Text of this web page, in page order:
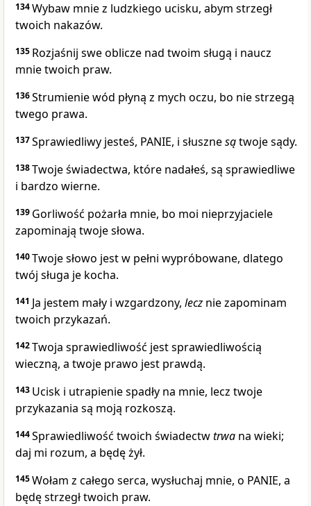
134Wybaw mnie z ludzkiego ucisku, abym strzegł
twoich nakazów.
135 Rozjaśnij swe oblicze nad twoim sługą i naucz
mnie twoich praw.
136Strumienie wód płyną z mych oczu, bo nie strzegą
twego prawa.
137Sprawiedliwy jesteś, PANIE, i słusznesątwoje sądy.
138Twoje świadectwa, które nadałeś, są sprawiedliwe
i bardzo wierne.
139 Gorliwość pożarła mnie, bo moi nieprzyjaciele
zapominają twoje słowa.
140Twoje słowo jest w pełni wypróbowane, dlatego
twój sługa je kocha.
141 Ja jestem mały i wzgardzony, lecz nie zapominam
twoich przykazań.
142Twoja sprawiedliwość jest sprawiedliwością
wieczną, a twoje prawo jest prawdą.
143 Ucisk i utrapienie spadły na mnie, lecz twoje
przykazania są moją rozkoszą.
144Sprawiedliwość twoich świadectwtrwa na wieki;
daj mi rozum, a będę żył.
145Wołam z całego serca, wysłuchaj mnie, o PANIE, a
będę strzegł twoich praw.